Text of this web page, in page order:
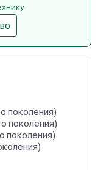
поколения)
поколения)
поколения)